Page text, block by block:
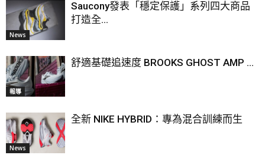
News
Saucony發表「穩定保護」系列四大商品
打造全...
報導
舒適基礎追速度 BROOKS GHOST AMP ...
News
全新 NIKE HYBRID：專為混合訓練而生